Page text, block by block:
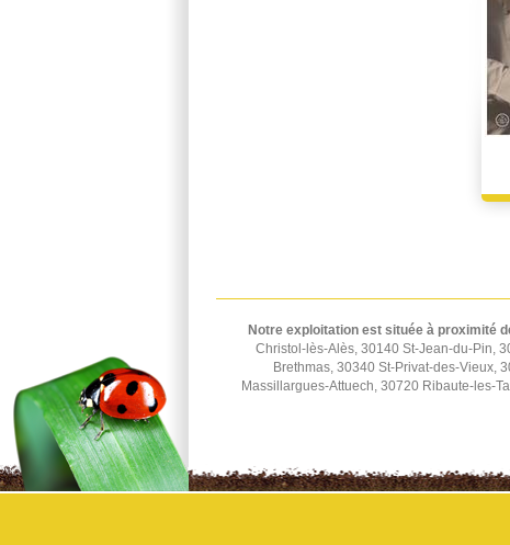
Notre exploitation est située à proximité
Christol-lès-Alès, 30140 St-Jean-du-Pin,
Brethmas, 30340 St-Privat-des-Vieux,
Massillargues-Attuech, 30720 Ribaute-les-